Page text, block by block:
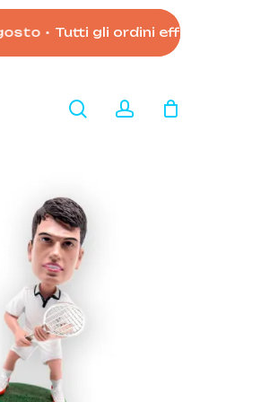
Tutti gli ordini effettuati dopo le
searchaccount